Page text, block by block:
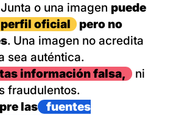
o una imagen puede
oficial
pero no
. Una imagen no acredita
sea auténtica.
información falsa,
ni
fraudulentos.
las
fuentes